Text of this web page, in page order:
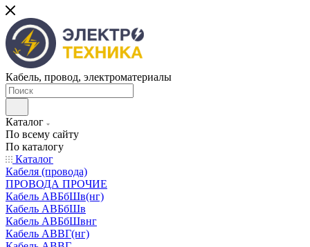
Кабель, провод, электроматериалы
Каталог
По всему сайту
По каталогу
Каталог
Кабеля (провода)
ПРОВОДА ПРОЧИЕ
Кабель АВБбШв(нг)
Кабель АВБбШв
Кабель АВБбШвнг
Кабель АВВГ(нг)